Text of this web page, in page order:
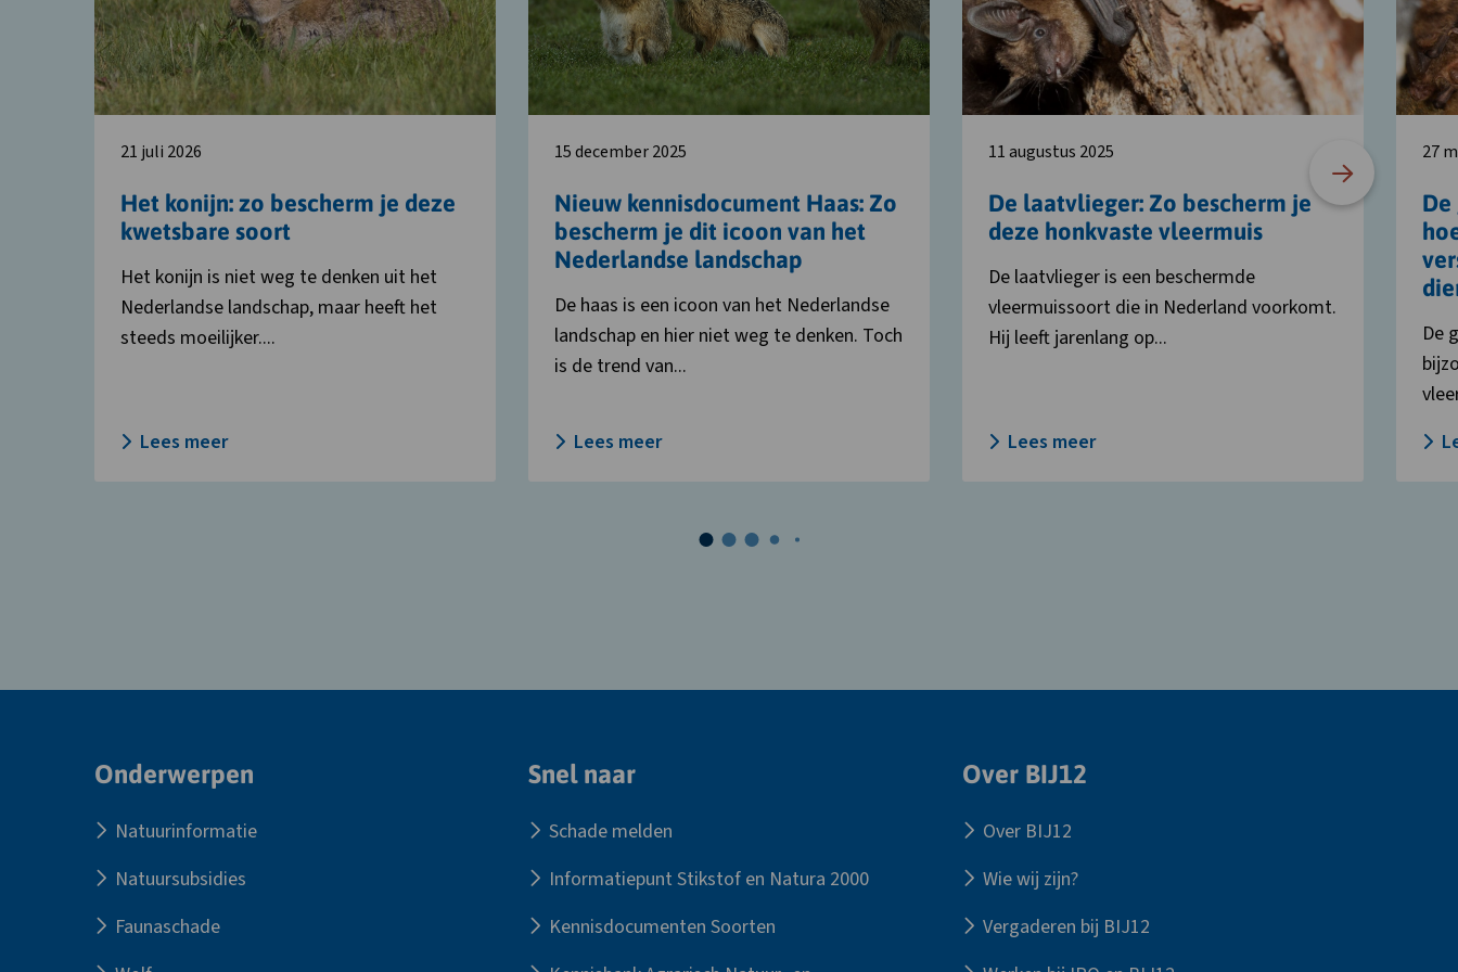
Het konijn: zo bescherm je deze
kwetsbare soort
21 juli 2026
Het konijn is niet weg te denken uit het
Nederlandse landschap, maar heeft het
steeds moeilijker....
Lees meer
zo
bescherm
je
deze
kwetsbare
Nieuw kennisdocument Haas: Zo
bescherm je dit icoon van het
Nederlandse landschap
15 december 2025
De haas is een icoon van het Nederlandse
landschap en hier niet weg te denken. Toch
is de trend van...
Lees meer
Haas:
Zo
bescherm
je
dit
Nederlandse
landschap
De laatvlieger: Zo bescherm je
deze honkvaste vleermuis
11 augustus 2025
De laatvlieger is een beschermde
vleermuissoort die in Nederland voorkomt.
Hij leeft jarenlang op...
Lees meer
Zo
bescherm
je
deze
honkvaste
27
De
hoe
je
dit
ogende
dier?
Onderwerpen
Natuurinformatie
Natuursubsidies
Faunaschade
Snel naar
Schade melden
Informatiepunt Stikstof en Natura 2000
Kennisdocumenten Soorten
Over BIJ12
Over BIJ12
Wie wij zijn?
Vergaderen bij BIJ12